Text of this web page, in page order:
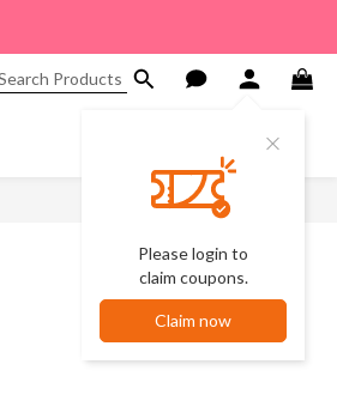
Please login to
claim coupons.
Claim now